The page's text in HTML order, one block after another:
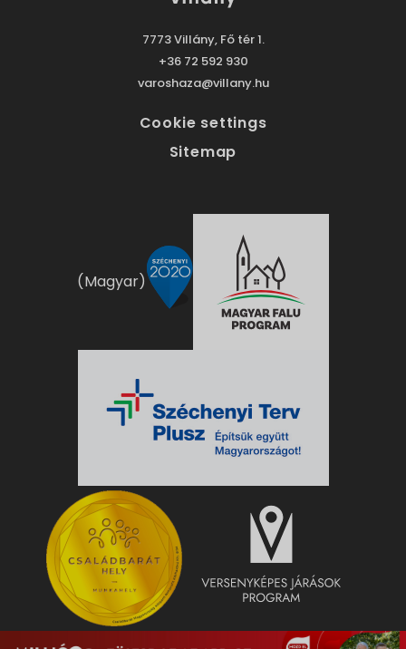
7773 Villány, Fő tér 1.
+36 72 592 930
varoshaza@villany.hu
Cookie settings
Sitemap
(Magyar)